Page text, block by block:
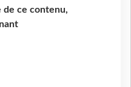
de ce contenu,